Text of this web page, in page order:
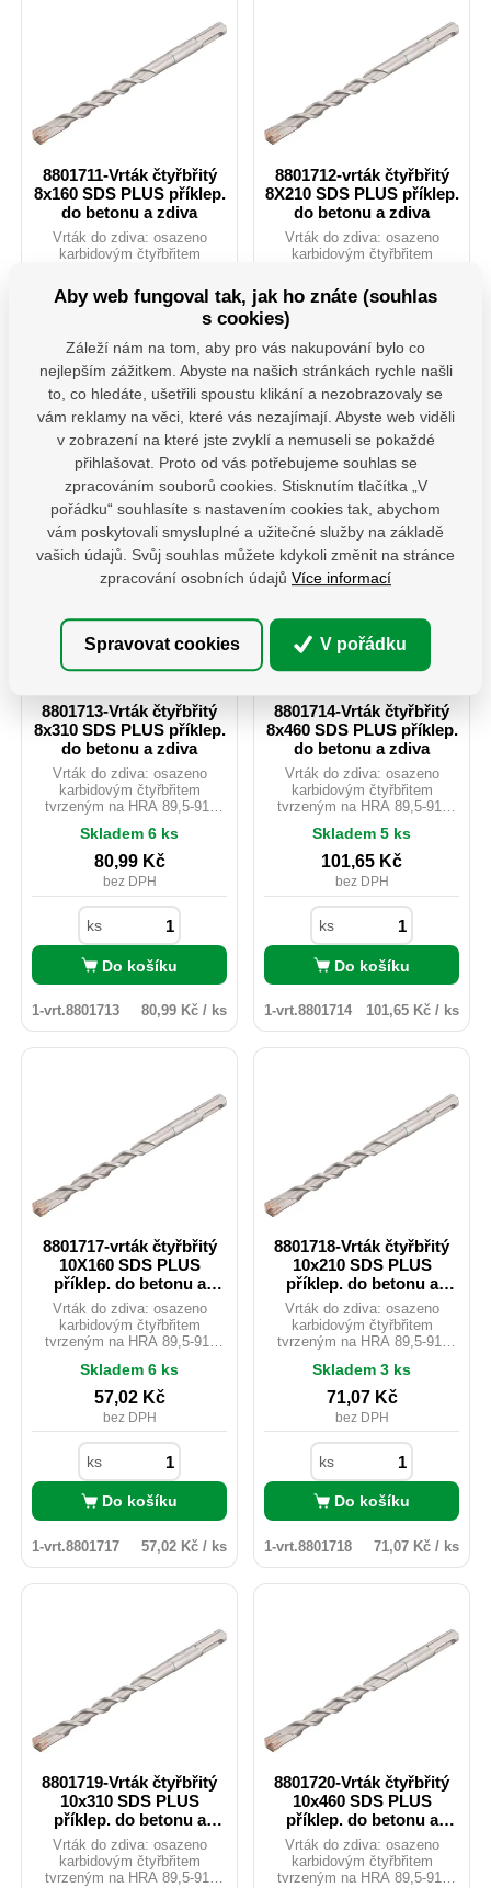
8801711-Vrták čtyřbřitý
8x160 SDS PLUS příklep.
do betonu a zdiva
Vrták do zdiva: osazeno
karbidovým čtyřbřitem
který lépe odolává vyšším
teplotám a zajišťuje tak vyšší
životnost spolu s razantnějším
materiálem. Vhodné pro vrtání
do betonu, žuly, zdiva, cihel,
tvárnic atd.
Skladem 8 ks
bez DPH
ks
Do košíku
1-vrt.8801711
8801712-vrták čtyřbřitý
8X210 SDS PLUS příklep.
do betonu a zdiva
Vrták do zdiva: osazeno
karbidovým čtyřbřitem
který lépe odolává vyšším
teplotám a zajišťuje tak vyšší
životnost spolu s razantnějším
materiálem. Vhodné pro vrtání
do betonu, žuly, zdiva, cihel,
tvárnic atd.
Skladem 5 ks
bez DPH
ks
Do košíku
1-vrt.8801712
8801713-Vrták čtyřbřitý
8x310 SDS PLUS příklep.
do betonu a zdiva
Vrták do zdiva: osazeno
karbidovým čtyřbřitem
tvrzeným na HRA 89,5-91,
teplotám a zajišťuje tak vyšší
životnost spolu s razantnějším
průchodem vrtaným
materiálem. Vhodné pro vrtání
do betonu, žuly, zdiva, cihel,
tvárnic atd.
Skladem 6 ks
80,99 Kč
bez DPH
ks
Do košíku
1-vrt.8801713 80,99 Kč / ks
8801714-Vrták čtyřbřitý
8x460 SDS PLUS příklep.
do betonu a zdiva
Vrták do zdiva: osazeno
karbidovým čtyřbřitem
tvrzeným na HRA 89,5-91,
teplotám a zajišťuje tak vyšší
životnost spolu s razantnějším
průchodem vrtaným
materiálem. Vhodné pro vrtání
do betonu, žuly, zdiva, cihel,
tvárnic atd.
Skladem 5 ks
101,65 Kč
bez DPH
ks
Do košíku
1-vrt.8801714 101,65 Kč / ks
8801717-vrták čtyřbřitý
10X160 SDS PLUS
příklep. do betonu a
zdiva
Vrták do zdiva: osazeno
karbidovým čtyřbřitem
tvrzeným na HRA 89,5-91,
teplotám a zajišťuje tak vyšší
životnost spolu s razantnějším
průchodem vrtaným
materiálem. Vhodné pro vrtání
do betonu, žuly, zdiva, cihel,
tvárnic atd.
Skladem 6 ks
57,02 Kč
bez DPH
ks
Do košíku
1-vrt.8801717 57,02 Kč / ks
8801718-Vrták čtyřbřitý
10x210 SDS PLUS
příklep. do betonu a
zdiva
Vrták do zdiva: osazeno
karbidovým čtyřbřitem
tvrzeným na HRA 89,5-91,
teplotám a zajišťuje tak vyšší
životnost spolu s razantnějším
průchodem vrtaným
materiálem. Vhodné pro vrtání
do betonu, žuly, zdiva, cihel,
tvárnic atd.
Skladem 3 ks
71,07 Kč
bez DPH
ks
Do košíku
1-vrt.8801718 71,07 Kč / ks
8801719-Vrták čtyřbřitý
10x310 SDS PLUS
příklep. do betonu a
zdiva
Vrták do zdiva: osazeno
karbidovým čtyřbřitem
tvrzeným na HRA 89,5-91,
8801720-Vrták čtyřbřitý
10x460 SDS PLUS
příklep. do betonu a
zdiva
Vrták do zdiva: osazeno
karbidovým čtyřbřitem
tvrzeným na HRA 89,5-91,
Aby web fungoval tak, jak ho znáte (souhlas
s cookies)
Záleží nám na tom, aby pro vás nakupování bylo co
nejlepším zážitkem. Abyste na našich stránkách rychle našli
to, co hledáte, ušetřili spoustu klikání a nezobrazovaly se
vám reklamy na věci, které vás nezajímají. Abyste web viděli
v zobrazení na které jste zvyklí a nemuseli se pokaždé
přihlašovat. Proto od vás potřebujeme souhlas se
zpracováním souborů cookies. Stisknutím tlačítka „V
pořádku“ souhlasíte s nastavením cookies tak, abychom
vám poskytovali smysluplné a užitečné služby na základě
vašich údajů. Svůj souhlas můžete kdykoli změnit na stránce
zpracování osobních údajů Více informací
Spravovat cookies V pořádku